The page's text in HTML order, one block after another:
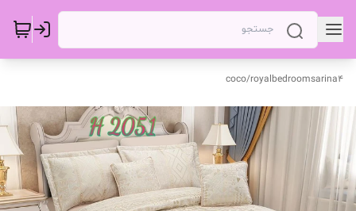
royalbedroomsarina4
/
coco